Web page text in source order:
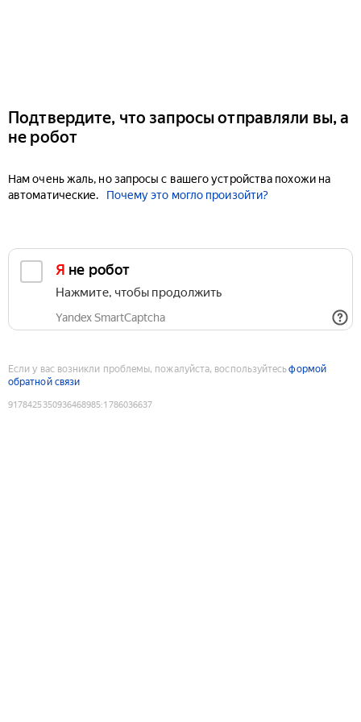
Подтвердите, что запросы отправляли вы, а
не робот
Нам очень жаль, но запросы с вашего устройства похожи на
автоматические.
Почему это могло произойти?
Я не робот
Нажмите, чтобы продолжить
Yandex SmartCaptcha
Если у вас возникли проблемы, пожалуйста, воспользуйтесьформой
обратной связи
9178425350936468985:1786036637